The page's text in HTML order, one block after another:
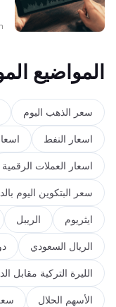
المواضيع
سعر الذهب اليوم
اسعار النفط
اسعار العملات الرقمية
سعر البتكوين اليوم
ايثريوم الريبل
الريال السعودي
الليرة التركية مقابل
الأسهم الحلال